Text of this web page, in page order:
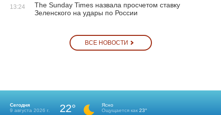
13:24
The Sunday Times назвала просчетом ставку
Зеленского на удары по России
ВСЕ НОВОСТИ
Сегодня
9 августа 2026 г.
22°
Ясно
Ощущается как 23°